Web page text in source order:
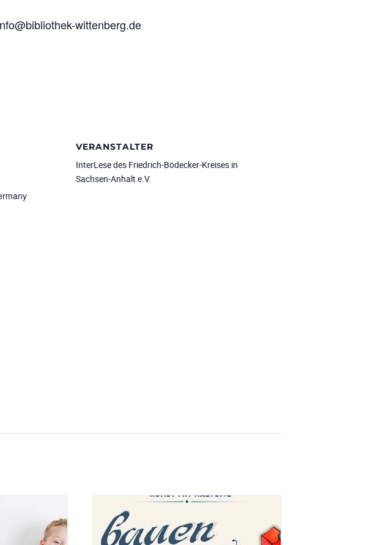
wittenberg.de
VERANSTALTER
InterLese des Friedrich-Bödecker-Kreises in
Sachsen-Anhalt e.V.